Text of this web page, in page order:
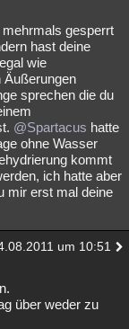
gesperrt
hast deine
wie
sprechen die du
@Spartacus hatte
ohne Wasser
kommt
ich hatte aber
mir erst mal deine
um 10:51
über weder zu